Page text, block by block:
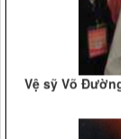
Vệ sỹ Võ